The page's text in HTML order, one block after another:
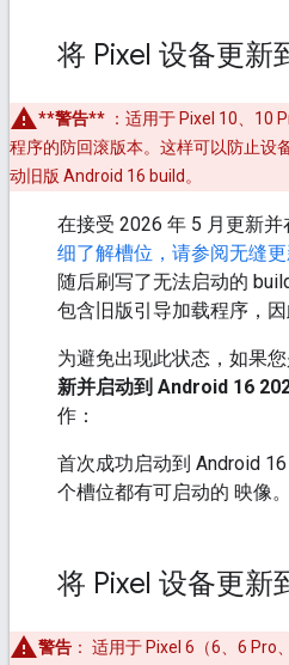
将 Pixel 设备更新
**警告** ：适用于 Pixel 10、10
程序的防回滚版本。这样可以防止设
动旧版 Android 16 build。
在接受 2026 年 5 月更新
细了解槽位，请参阅无缝
随后刷写了无法启动的
包含旧版引导加载程序，
为避免出现此状态，如果
新并启动到 Android 16
作：
首次成功启动到 Android
个槽位都有可启动的 映像。
将 Pixel 设备更新
警告 ： 适用于 Pixel 6（6、6 Pro